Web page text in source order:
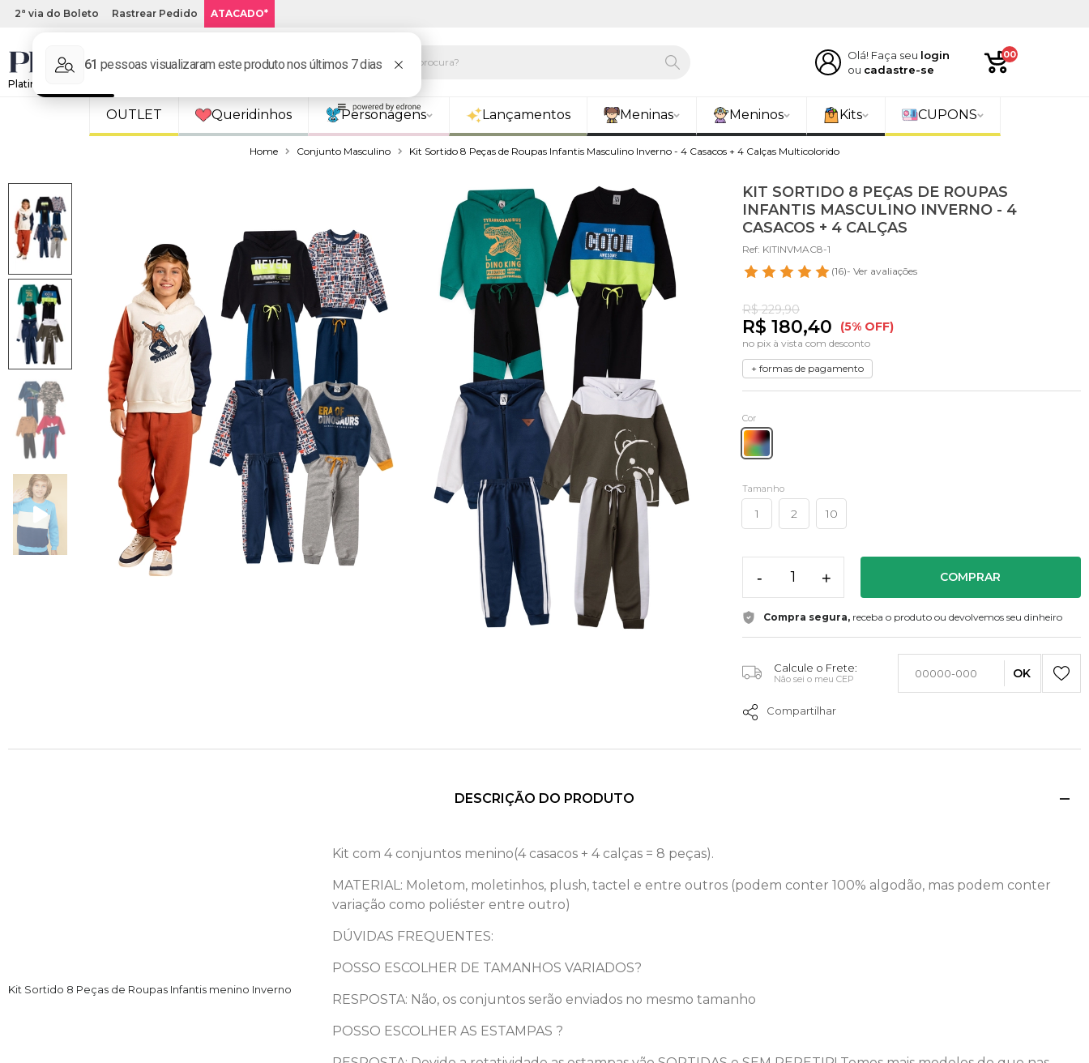
2ª via do Boleto Rastrear Pedido ATACADO*
Platinum Kids: Loja de roupa infantil online.
Olá! Faça seu login
ou cadastre-se
00
OUTLET Queridinhos Personagens Lançamentos Meninas Meninos Kits CUPONS
Home Conjunto Masculino Kit Sortido 8 Peças de Roupas Infantis Masculino Inverno - 4 Casacos + 4 Calças Multicolorido
KIT SORTIDO 8 PEÇAS DE ROUPAS
INFANTIS MASCULINO INVERNO - 4
CASACOS + 4 CALÇAS
Ref: KITINVMAC8-1
(16)- Ver avaliações
R$ 229,90
R$ 180,40 (5% OFF)
no pix à vista com desconto
+ formas de pagamento
Cor
Tamanho
1 2 10
- + COMPRAR
Compra segura, receba o produto ou devolvemos seu dinheiro
Calcule o Frete:
Não sei o meu CEP OK
Compartilhar
DESCRIÇÃO DO PRODUTO
Kit Sortido 8 Peças de Roupas Infantis menino Inverno
Kit com 4 conjuntos menino(4 casacos + 4 calças = 8 peças).
MATERIAL: Moletom, moletinhos, plush, tactel e entre outros (podem conter 100% algodão, mas podem conter
variação como poliéster entre outro)
DÚVIDAS FREQUENTES:
POSSO ESCOLHER DE TAMANHOS VARIADOS?
RESPOSTA: Não, os conjuntos serão enviados no mesmo tamanho
POSSO ESCOLHER AS ESTAMPAS ?